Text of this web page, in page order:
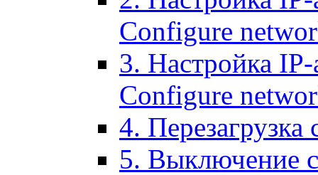
Configure
3. Настройка
Configure
4. Перезагрузка
5. Выключение